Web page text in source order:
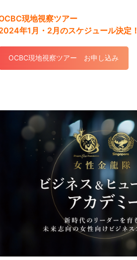
現地視察ツアー
年1月・2月のスケジュール決定！
OCBC現地視察ツアー お申し込み